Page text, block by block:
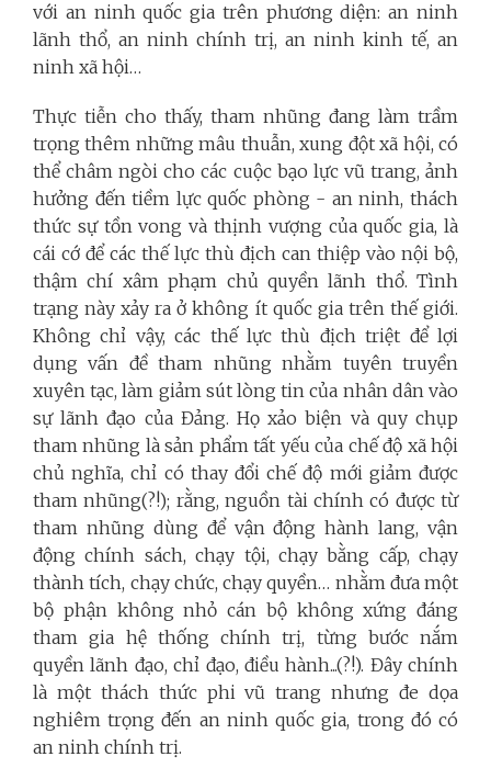
với an ninh quốc gia trên phương diện: an ninh
lãnh thổ, an ninh chính trị, an ninh kinh tế, an
ninh xã hội…
Thực tiễn cho thấy, tham nhũng đang làm trầm
trọng thêm những mâu thuẫn, xung đột xã hội, có
thể châm ngòi cho các cuộc bạo lực vũ trang, ảnh
hưởng đến tiềm lực quốc phòng - an ninh, thách
thức sự tồn vong và thịnh vượng của quốc gia, là
cái cớ để các thế lực thù địch can thiệp vào nội bộ,
thậm chí xâm phạm chủ quyền lãnh thổ. Tình
trạng này xảy ra ở không ít quốc gia trên thế giới.
Không chỉ vậy, các thế lực thù địch triệt để lợi
dụng vấn đề tham nhũng nhằm tuyên truyền
xuyên tạc, làm giảm sút lòng tin của nhân dân vào
sự lãnh đạo của Đảng. Họ xảo biện và quy chụp
tham nhũng là sản phẩm tất yếu của chế độ xã hội
chủ nghĩa, chỉ có thay đổi chế độ mới giảm được
tham nhũng(?!); rằng, nguồn tài chính có được từ
tham nhũng dùng để vận động hành lang, vận
động chính sách, chạy tội, chạy bằng cấp, chạy
thành tích, chạy chức, chạy quyền… nhằm đưa một
bộ phận không nhỏ cán bộ không xứng đáng
tham gia hệ thống chính trị, từng bước nắm
quyền lãnh đạo, chỉ đạo, điều hành...(?!). Đây chính
là một thách thức phi vũ trang nhưng đe dọa
nghiêm trọng đến an ninh quốc gia, trong đó có
an ninh chính trị.